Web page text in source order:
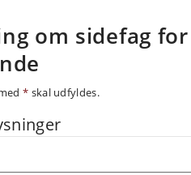
om sidefag
* skal udfyldes.